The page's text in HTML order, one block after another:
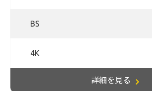
BS
4K
詳細を見る